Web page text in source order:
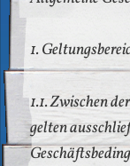
1.
1.1. Zwischen
gelten